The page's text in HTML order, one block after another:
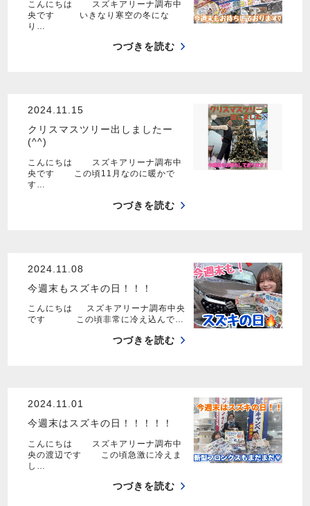
こんにちは スズキアリーナ調布中
央です いきなり寒空の冬にな
り…
つづきを読む
2024.11.15
クリスマスツリー出しましたー
(^^)
こんにちは スズキアリーナ調布中
央です この頃11月なのに暖かで
す…
つづきを読む
2024.11.08
今週末もスズキの日！！！
こんにちは スズキアリーナ調布中央
です この頃非常に冷え込んで…
つづきを読む
2024.11.01
今週末はスズキの日！！！！！
こんにちは スズキアリーナ調布中
央の渡辺です この頃急激に冷えま
し…
つづきを読む